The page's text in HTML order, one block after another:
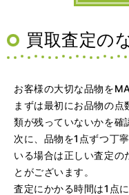
買取査定の
お客様の大切な品物を
まずは最初にお品物の
類が残っていないかを確
次に、品物を1点ずつ丁
いる場合は正しい査定の
とがございます。
査定にかかる時間は1点